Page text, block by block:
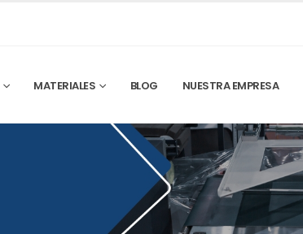
MATERIALES BLOG NUESTRA EMPRESA